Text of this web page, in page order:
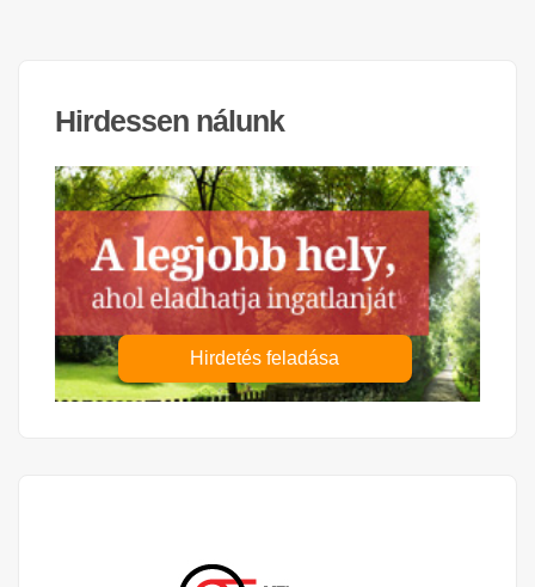
Hirdessen nálunk
Hirdetés feladása